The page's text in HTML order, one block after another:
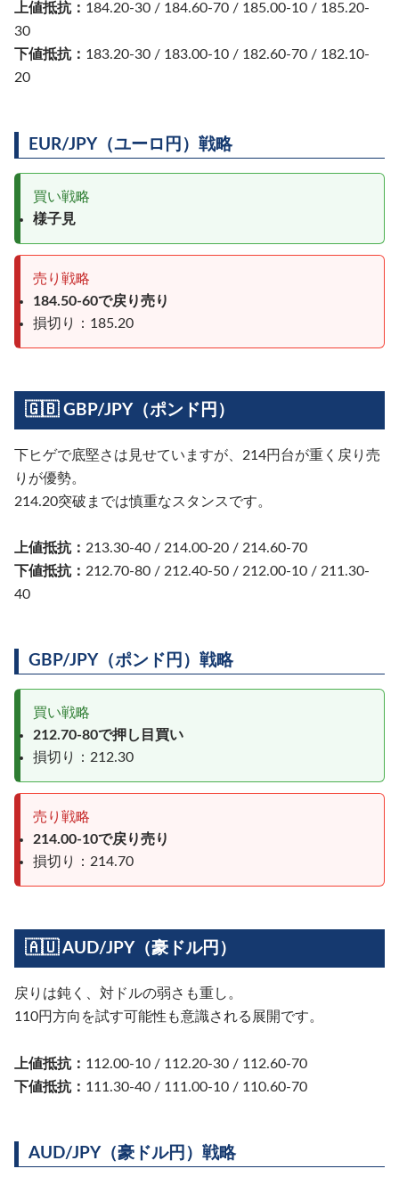
上値抵抗： 184.20-30 / 184.60-70 / 185.00-10 / 185.20-
30
下値抵抗： 183.20-30 / 183.00-10 / 182.60-70 / 182.10-
20
EUR/JPY（ユーロ円）戦略
買い戦略
様子見
売り戦略
184.50-60で戻り売り
損切り：185.20
🇬🇧 GBP/JPY（ポンド円）
下ヒゲで底堅さは見せていますが、214円台が重く戻り売
りが優勢。
214.20突破までは慎重なスタンスです。
上値抵抗： 213.30-40 / 214.00-20 / 214.60-70
下値抵抗： 212.70-80 / 212.40-50 / 212.00-10 / 211.30-
40
GBP/JPY（ポンド円）戦略
買い戦略
212.70-80で押し目買い
損切り：212.30
売り戦略
214.00-10で戻り売り
損切り：214.70
🇦🇺 AUD/JPY（豪ドル円）
戻りは鈍く、対ドルの弱さも重し。
110円方向を試す可能性も意識される展開です。
上値抵抗： 112.00-10 / 112.20-30 / 112.60-70
下値抵抗： 111.30-40 / 111.00-10 / 110.60-70
AUD/JPY（豪ドル円）戦略